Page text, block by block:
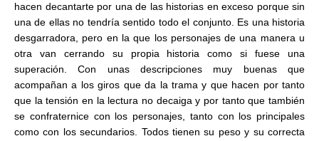
hacen decantarte por una de las historias en exceso porque sin
una de ellas no tendría sentido todo el conjunto. Es una historia
desgarradora, pero en la que los personajes de una manera u
otra van cerrando su propia historia como si fuese una
superación. Con unas descripciones muy buenas que
acompañan a los giros que da la trama y que hacen por tanto
que la tensión en la lectura no decaiga y por tanto que también
se confraternice con los personajes, tanto con los principales
como con los secundarios. Todos tienen su peso y su correcta